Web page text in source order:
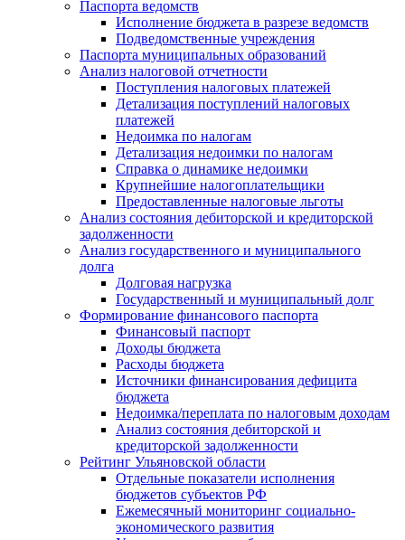
Паспорта ведомств
Исполнение бюджета в разрезе ведомств
Подведомственные учреждения
Паспорта муниципальных образований
Анализ налоговой отчетности
Поступления налоговых платежей
Детализация поступлений налоговых
платежей
Недоимка по налогам
Детализация недоимки по налогам
Справка о динамике недоимки
Крупнейшие налогоплательщики
Предоставленные налоговые льготы
Анализ состояния дебиторской и кредиторской
задолженности
Анализ государственного и муниципального
долга
Долговая нагрузка
Государственный и муниципальный долг
Формирование финансового паспорта
Финансовый паспорт
Доходы бюджета
Расходы бюджета
Источники финансирования дефицита
бюджета
Недоимка/переплата по налоговым доходам
Анализ состояния дебиторской и
кредиторской задолженности
Рейтинг Ульяновской области
Отдельные показатели исполнения
бюджетов субъектов РФ
Ежемесячный мониторинг социально-
экономического развития